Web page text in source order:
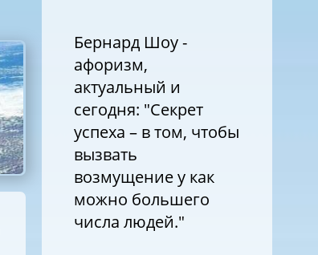
Бернард Шоу -
афоризм,
актуальный и
сегодня: "Секрет
успеха – в том, чтобы
вызвать
возмущение у как
можно большего
числа людей."